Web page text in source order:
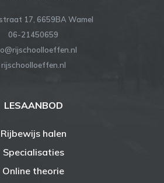
17, 6659BA Wamel
06-21450659
rijschoolloeffen.nl
LESAANBOD
Rijbewijs halen
Specialisaties
Online theorie